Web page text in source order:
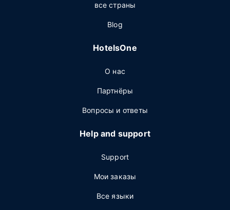
все страны
Blog
HotelsOne
О нас
Партнёры
Вопросы и ответы
Help and support
Support
Мои заказы
Все языки